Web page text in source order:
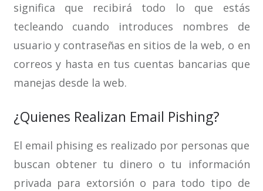
significa que recibirá todo lo que estás
tecleando cuando introduces nombres de
usuario y contraseñas en sitios de la web, o en
correos y hasta en tus cuentas bancarias que
manejas desde la web.
¿Quienes Realizan Email Pishing?
El email phising es realizado por personas que
buscan obtener tu dinero o tu información
privada para extorsión o para todo tipo de